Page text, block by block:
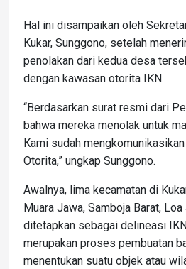
Hal ini disampaikan oleh
Kukar, Sunggono, setelah
penolakan dari kedua desa
dengan kawasan otorita IKN.
“Berdasarkan surat resmi dari
bahwa mereka menolak untuk
Kami sudah
Otorita,” ungkap Sunggono.
Awalnya, lima kecamatan di
Muara Jawa, Samboja Barat,
ditetapkan sebagai delineasi
merupakan proses pembuatan
menentukan suatu objek atau